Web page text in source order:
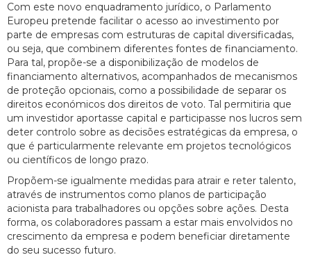
Com este novo enquadramento jurídico, o Parlamento
Europeu pretende facilitar o acesso ao investimento por
parte de empresas com estruturas de capital diversificadas,
ou seja, que combinem diferentes fontes de financiamento.
Para tal, propõe-se a disponibilização de modelos de
financiamento alternativos, acompanhados de mecanismos
de proteção opcionais, como a possibilidade de separar os
direitos económicos dos direitos de voto. Tal permitiria que
um investidor aportasse capital e participasse nos lucros sem
deter controlo sobre as decisões estratégicas da empresa, o
que é particularmente relevante em projetos tecnológicos
ou científicos de longo prazo.
Propõem-se igualmente medidas para atrair e reter talento,
através de instrumentos como planos de participação
acionista para trabalhadores ou opções sobre ações. Desta
forma, os colaboradores passam a estar mais envolvidos no
crescimento da empresa e podem beneficiar diretamente
do seu sucesso futuro.